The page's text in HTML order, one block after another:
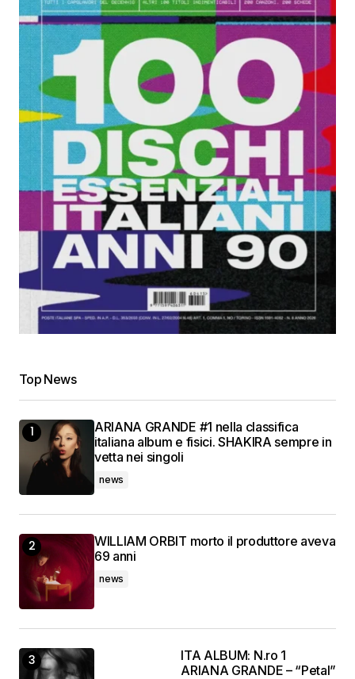
Top News
ARIANA GRANDE #1 nella classifica
italiana album e fisici. SHAKIRA sempre in
vetta nei singoli
news
WILLIAM ORBIT morto il produttore aveva
69 anni
news
ITA ALBUM: N.ro 1
ARIANA GRANDE – “Petal”